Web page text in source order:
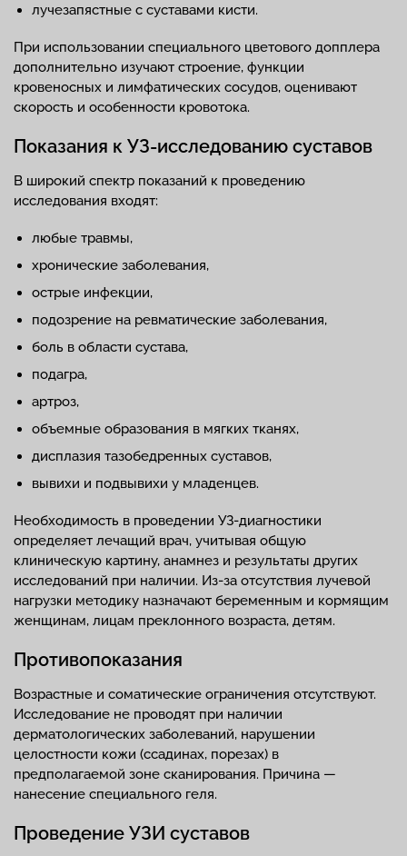
лучезапястные с суставами кисти.
При использовании специального цветового допплера
дополнительно изучают строение, функции
кровеносных и лимфатических сосудов, оценивают
скорость и особенности кровотока.
Показания к УЗ-исследованию суставов
В широкий спектр показаний к проведению
исследования входят:
любые травмы,
хронические заболевания,
острые инфекции,
подозрение на ревматические заболевания,
боль в области сустава,
подагра,
артроз,
объемные образования в мягких тканях,
дисплазия тазобедренных суставов,
вывихи и подвывихи у младенцев.
Необходимость в проведении УЗ-диагностики
определяет лечащий врач, учитывая общую
клиническую картину, анамнез и результаты других
исследований при наличии. Из-за отсутствия лучевой
нагрузки методику назначают беременным и кормящим
женщинам, лицам преклонного возраста, детям.
Противопоказания
Возрастные и соматические ограничения отсутствуют.
Исследование не проводят при наличии
дерматологических заболеваний, нарушении
целостности кожи (ссадинах, порезах) в
предполагаемой зоне сканирования. Причина —
нанесение специального геля.
Проведение УЗИ суставов